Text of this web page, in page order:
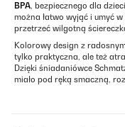
BPA, bezpiecznego dla
można łatwo wyjąć i umyć
przetrzeć wilgotną
Kolorowy design z
tylko praktyczna, ale też
Dzięki śniadaniówce
miało pod ręką smaczną,